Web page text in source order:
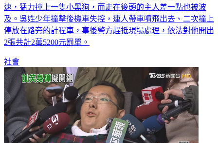
速，猛力撞上一隻小黑狗，而走在後頭的主人差一點也被波
及。吳姓少年撞擊後機車失控，連人帶車噴飛出去、二次撞上
停放在路旁的計程車，事後警方趕抵現場處理，依法對他開出
2張共計2萬5200元罰單。
社會